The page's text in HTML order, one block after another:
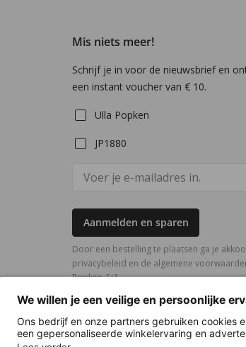
Mis niets meer!
Schrijf je in voor de nieuwsbrief en
een instant voucher van € 10.
Ulla Popken
JP1880
Aanmelden en sparen
Door een bestelling te plaatsen ga je
privacybeleid en de algemene
Popken.[+]